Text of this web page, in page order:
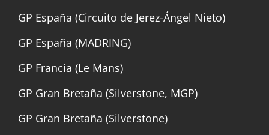
GP España (Circuito de Jerez-Ángel Nieto)
GP España (MADRING)
GP Francia (Le Mans)
GP Gran Bretaña (Silverstone, MGP)
GP Gran Bretaña (Silverstone)